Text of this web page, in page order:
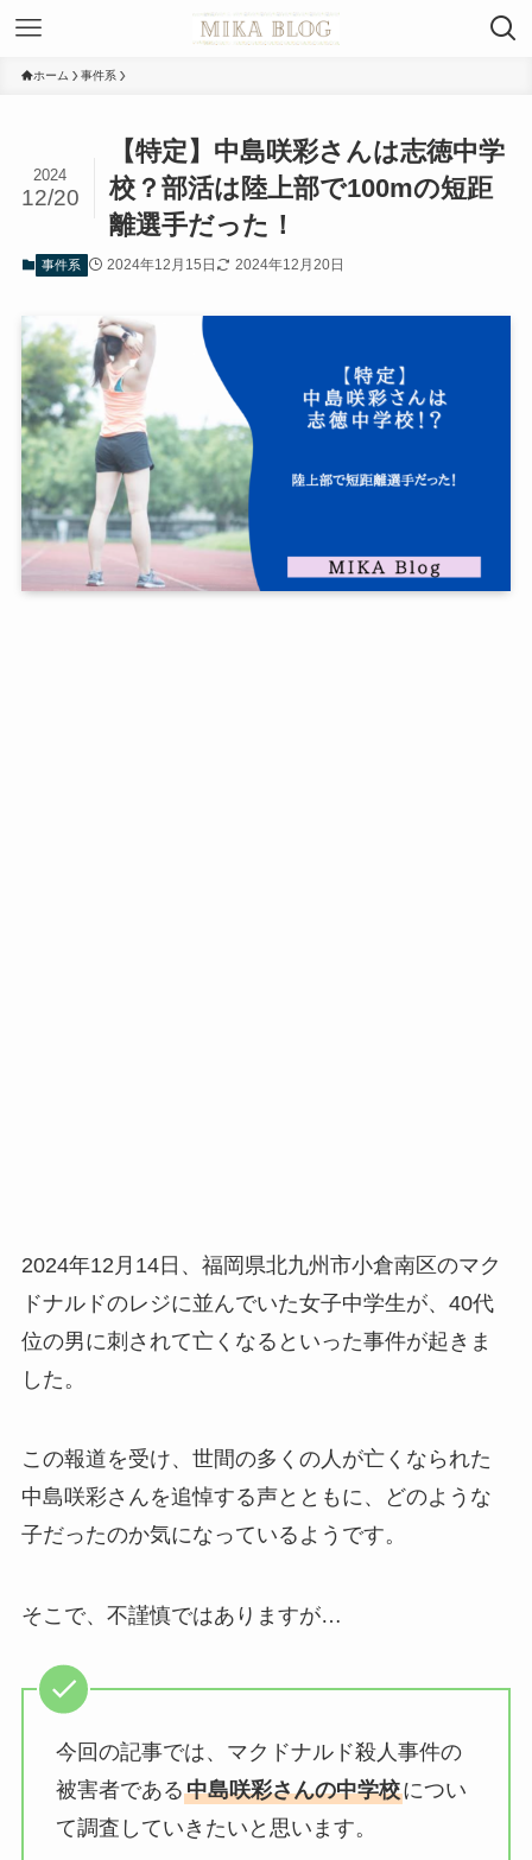
ホーム 事件系
【特定】中島咲彩さんは志徳中学
校？部活は陸上部で100mの短距
離選手だった！
2024
12/20
事件系 2024年12月15日 2024年12月20日
2024年12月14日、福岡県北九州市小倉南区のマク
ドナルドのレジに並んでいた女子中学生が、40代
位の男に刺されて亡くなるといった事件が起きま
した。
この報道を受け、世間の多くの人が亡くなられた
中島咲彩さんを追悼する声とともに、どのような
子だったのか気になっているようです。
そこで、不謹慎ではありますが…
今回の記事では、マクドナルド殺人事件の
被害者である中島咲彩さんの中学校につい
て調査していきたいと思います。